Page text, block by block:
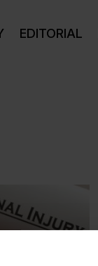
EDITORIAL